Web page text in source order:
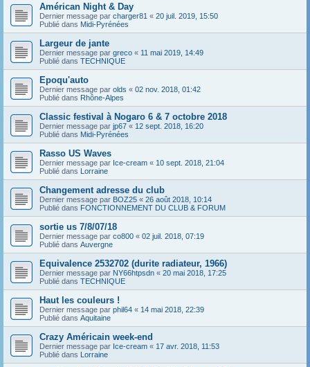
Américan Night & Day
Dernier message par charger81 « 20 juil. 2019, 15:50
Publié dans Midi-Pyrénées
Largeur de jante
Dernier message par greco « 11 mai 2019, 14:49
Publié dans TECHNIQUE
Epoqu'auto
Dernier message par olds « 02 nov. 2018, 01:42
Publié dans Rhône-Alpes
Classic festival à Nogaro 6 & 7 octobre 2018
Dernier message par jp67 « 12 sept. 2018, 16:20
Publié dans Midi-Pyrénées
Rasso US Waves
Dernier message par Ice-cream « 10 sept. 2018, 21:04
Publié dans Lorraine
Changement adresse du club
Dernier message par BOZ25 « 26 août 2018, 10:14
Publié dans FONCTIONNEMENT DU CLUB & FORUM
sortie us 7/8/07/18
Dernier message par co800 « 02 juil. 2018, 07:19
Publié dans Auvergne
Equivalence 2532702 (durite radiateur, 1966)
Dernier message par NY66htpsdn « 20 mai 2018, 17:25
Publié dans TECHNIQUE
Haut les couleurs !
Dernier message par phil64 « 14 mai 2018, 22:39
Publié dans Aquitaine
Crazy Américain week-end
Dernier message par Ice-cream « 17 avr. 2018, 11:53
Publié dans Lorraine